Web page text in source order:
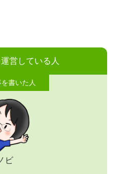
営している人
ビ